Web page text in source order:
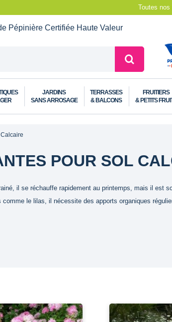
Toutes nos
Pépinière Certifiée Haute Valeur
JARDINS
SANS ARROSAGE
TERRASSES
& BALCONS
FRUITIERS
& PETITS
POUR SOL
il se réchauffe rapidement au printemps, mais il est
le lilas, il nécessite des apports organiques